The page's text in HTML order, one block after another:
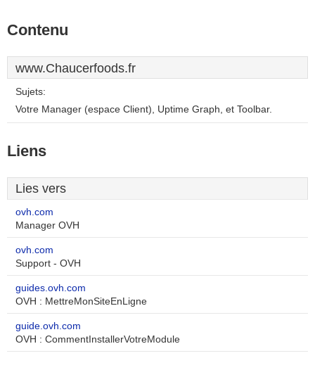
Contenu
www.Chaucerfoods.fr
Sujets:
Votre Manager (espace Client), Uptime Graph, et Toolbar.
Liens
Lies vers
ovh.com
Manager OVH
ovh.com
Support - OVH
guides.ovh.com
OVH : MettreMonSiteEnLigne
guide.ovh.com
OVH : CommentInstallerVotreModule